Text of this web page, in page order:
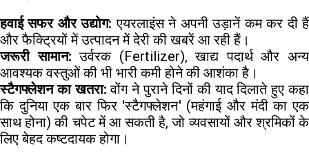
हवाई सफर और उद्योग: एयरलाइंस ने अपनी उड़ानें कम कर दी हैं
और फैक्ट्रियों में उत्पादन में देरी की खबरें आ रही हैं।
जरूरी सामान: उर्वरक (Fertilizer), खाद्य पदार्थ और अन्य
आवश्यक वस्तुओं की भी भारी कमी होने की आशंका है।
स्टैगफ्लेशन का खतरा: वोंग ने पुराने दिनों की याद दिलाते हुए कहा
कि दुनिया एक बार फिर 'स्टैगफ्लेशन' (महंगाई और मंदी का एक
साथ होना) की चपेट में आ सकती है, जो व्यवसायों और श्रमिकों के
लिए बेहद कष्टदायक होगा।